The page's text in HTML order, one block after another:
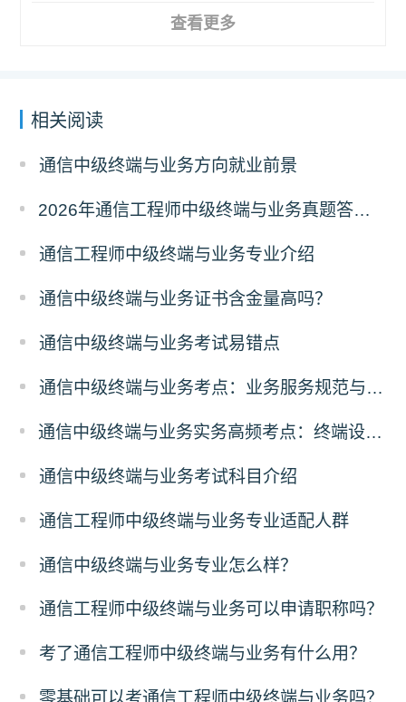
查看更多
相关阅读
通信中级终端与业务方向就业前景
2026年通信工程师中级终端与业务真题答案解析（考后更新）
通信工程师中级终端与业务专业介绍
通信中级终端与业务证书含金量高吗？
通信中级终端与业务考试易错点
通信中级终端与业务考点：业务服务规范与合规
通信中级终端与业务实务高频考点：终端设备故障排查解析
通信中级终端与业务考试科目介绍
通信工程师中级终端与业务专业适配人群
通信中级终端与业务专业怎么样？
通信工程师中级终端与业务可以申请职称吗？
考了通信工程师中级终端与业务有什么用？
零基础可以考通信工程师中级终端与业务吗？